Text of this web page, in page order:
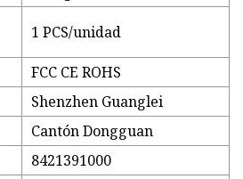
1 PCS/unidad
FCC CE ROHS
Shenzhen Guanglei
Cantón Dongguan
8421391000